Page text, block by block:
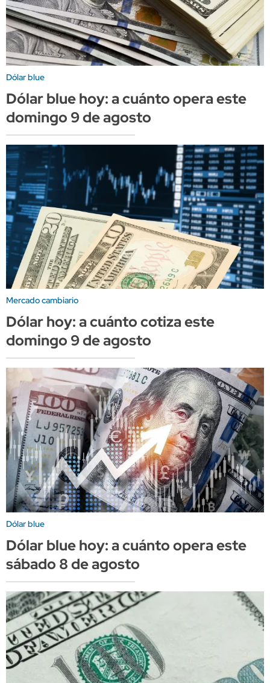
Dólar blue
Dólar blue hoy: a cuánto opera este
domingo 9 de agosto
Mercado cambiario
Dólar hoy: a cuánto cotiza este
domingo 9 de agosto
Dólar blue
Dólar blue hoy: a cuánto opera este
sábado 8 de agosto